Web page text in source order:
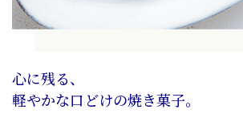
心に残る、
軽やかな口どけの焼き菓子。